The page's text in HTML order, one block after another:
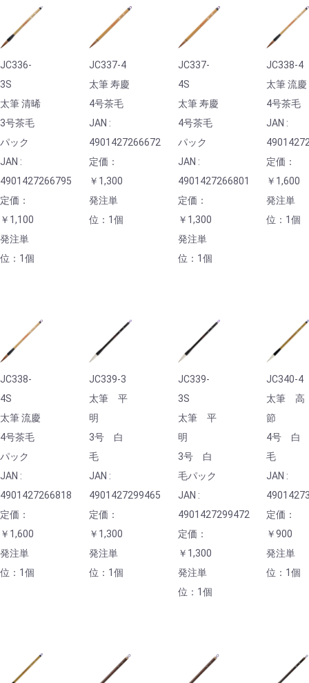
JC336-
3S
太筆 清晞
3号茶毛
パック
JAN :
4901427266795
定価：
￥1,100
発注単
位：1個
JC337-4
太筆 寿慶
4号茶毛
JAN :
4901427266672
定価：
￥1,300
発注単
位：1個
JC337-
4S
太筆 寿慶
4号茶毛
パック
JAN :
4901427266801
定価：
￥1,300
発注単
位：1個
JC338-4
太筆 流慶
4号茶毛
JAN :
定価：
￥1,600
発注単
位：1個
JC338-
4S
太筆 流慶
4号茶毛
パック
JAN :
4901427266818
定価：
￥1,600
発注単
位：1個
JC339-3
太筆 平
明
3号 白
毛
JAN :
4901427299465
定価：
￥1,300
発注単
位：1個
JC339-
3S
太筆 平
明
3号 白
毛パック
JAN :
4901427299472
定価：
￥1,300
発注単
位：1個
JC340-4
太筆 高
節
4号 白
毛
JAN :
定価：
￥900
発注単
位：1個